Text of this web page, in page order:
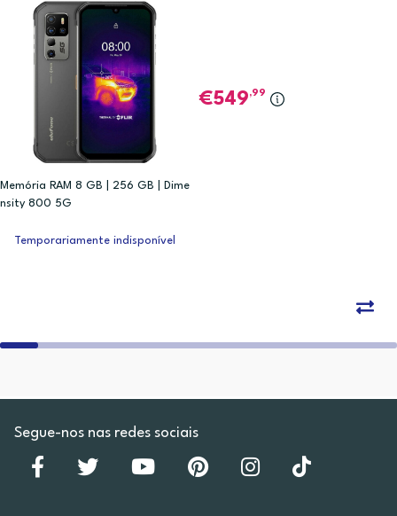
Memória RAM 8 GB | 256 GB | Dime
nsity 800 5G
549,99
Temporariamente indisponível
Segue-nos nas redes sociais